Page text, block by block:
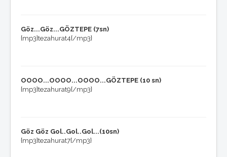
Ekran Koruyucu
KÖŞE YAZILARI
Koray Emre Çokbankır
Serkan Boyacıoğlu
Özant Önçağ
Süleyman Yengil
Göz...Göz...GÖZTEPE (7sn)
{mp3}tezahurat4{/mp3}
OOOO...OOOO...OOOO...GÖZTEPE (10 sn)
{mp3}tezahurat9{/mp3}
Göz Göz Gol..Gol..Gol...(10sn)
{mp3}tezahurat7{/mp3}